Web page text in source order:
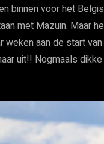
binnen voor het
met Mazuin. Maar
weken aan de start
uit!! Nogmaals